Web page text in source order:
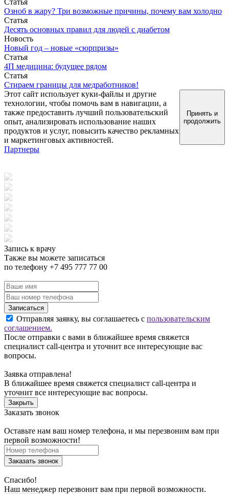
Статья
Озноб в жару? Три возможные причины, почему вам холодно
Статья
Десять основных правил для людей с диабетом
Новость
Новый год – новые «сюрпризы»
Статья
4П медицина: будущее рядом
Статья
Стираем границы для медработников!
Этот сайт использует куки-файлы и другие
технологии, чтобы помочь вам в навигации, а
также предоставить лучший пользовательский
опыт, анализировать использование наших
продуктов и услуг, повысить качество рекламных
и маркетинговых активностей.
Принять и
продолжить
Партнеры
Запись к врачу
Также вы можете записаться
по телефону +7 495 777 77 00
Записаться
Отправляя заявку, вы соглашаетесь с пользовательским
соглашением.
После отправки с вами в ближайшее время свяжется
специалист call-центра и уточнит все интересующие вас
вопросы.
Заявка отправлена!
В ближайшее время свяжется специалист call-центра и
уточнит все интересующие вас вопросы.
Закрыть
Заказать звонок
Оставьте нам ваш номер телефона, и мы перезвоним вам при
первой возможности!
Заказать звонок
Спасибо!
Наш менеджер перезвонит вам при первой возможности.